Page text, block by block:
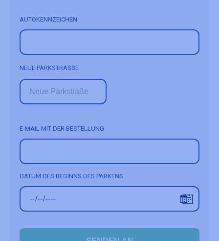
AUTOKENNZEICHEN
NEUE PARKSTRASSE
E-MAIL MIT DER BESTELLUNG
DATUM DES BEGINNS DES PARKENS